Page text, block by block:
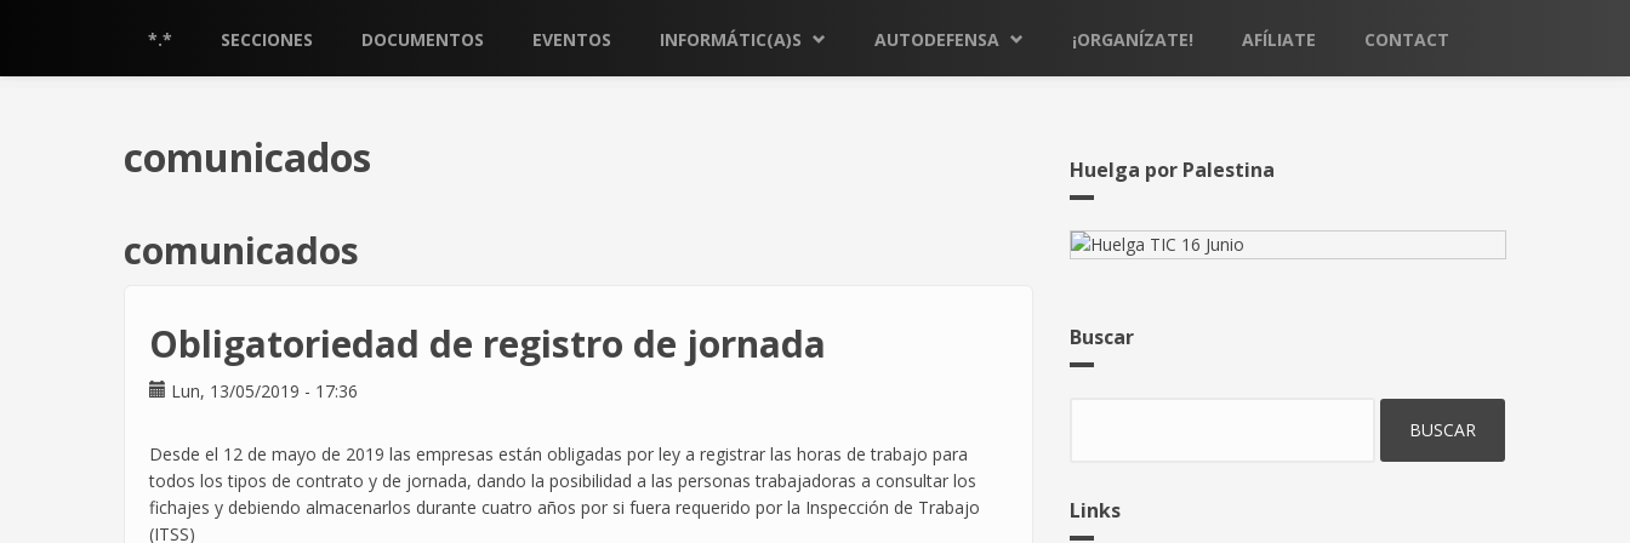
*.* SECCIONES DOCUMENTOS EVENTOS INFORMÁTIC(A)S AUTODEFENSA ¡ORGANÍZATE! AFÍLIATE CONTACT
comunicados
comunicados
Obligatoriedad de registro de jornada
Lun, 13/05/2019 - 17:36
Desde el 12 de mayo de 2019 las empresas están obligadas por ley a registrar las horas de trabajo para
todos los tipos de contrato y de jornada, dando la posibilidad a las personas trabajadoras a consultar los
fichajes y debiendo almacenarlos durante cuatro años por si fuera requerido por la Inspección de Trabajo
(ITSS)
Huelga por Palestina
Buscar
Links